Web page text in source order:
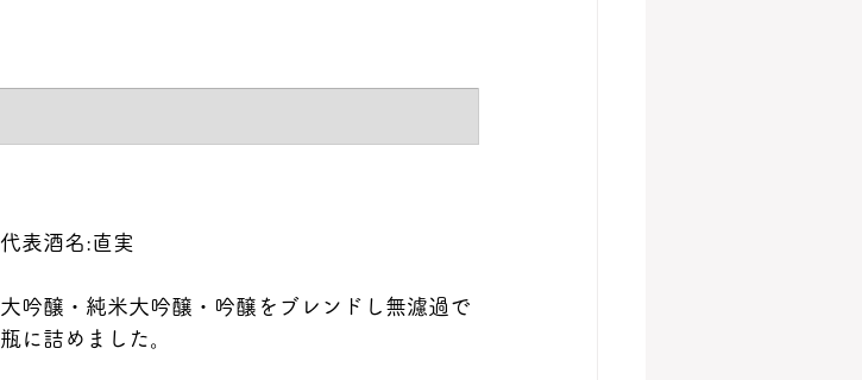
代表酒名:直実
大吟醸・純米大吟醸・吟醸をブレンドし無濾過で
瓶に詰めました。